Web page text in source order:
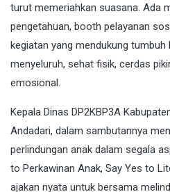
turut memeriahkan suasana. Ada
pengetahuan, booth pelayanan
kegiatan yang mendukung
menyeluruh, sehat fisik, cerdas
emosional.
Kepala Dinas DP2KBP3A
Andadari, dalam sambutannya
perlindungan anak dalam segala
to Perkawinan Anak, Say Yes to
ajakan nyata untuk bersama